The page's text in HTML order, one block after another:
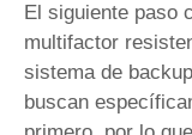
El siguiente paso
multifactor
sistema de
buscan